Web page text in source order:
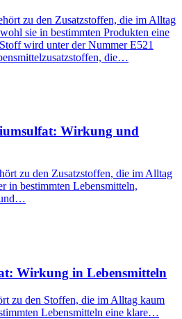
zu den Zusatzstoffen, die im Alltag
sie in bestimmten Produkten eine
wird unter der Nummer E521
die…
Wirkung und
zu den Zusatzstoffen, die im Alltag
in bestimmten Lebensmitteln,
Wirkung in Lebensmitteln
zu den Stoffen, die im Alltag kaum
Lebensmitteln eine klare…